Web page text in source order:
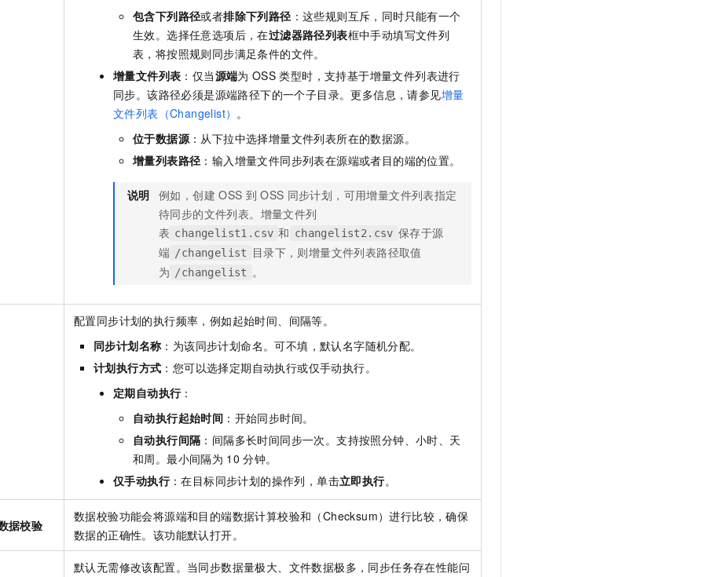
包含下列路径或者排除下列路径 ：这些规则互斥，同时只能有一个
生效。选择任意选项后，在过滤器路径列表框中手动填写文件列
表，将按照规则同步满足条件的文件。
增量文件列表 ：仅当源端为 OSS 类型时，支持基于增量文件列表进行
同步。该路径必须是源端路径下的一个子目录。更多信息，请参见增量
文件列表（Changelist） 。
位于数据源：从下拉中选择增量文件列表所在的数据源。
增量列表路径 ：输入增量文件同步列表在源端或者目的端的位置。
说明 例如，创建 OSS 到 OSS 同步计划，可用增量文件列表指定
待同步的文件列表。增量文件列
表 changelist1.csv 和 changelist2.csv 保存于源
端 /changelist
目录下，则增量文件列表路径取值
为 /changelist 。
配置同步计划的执行频率，例如起始时间、间隔等。
同步计划名称 ：为该同步计划命名。可不填，默认名字随机分配。
计划执行方式 ：您可以选择定期自动执行或仅手动执行。
定期自动执行：
自动执行起始时间 ：开始同步时间。
自动执行间隔 ：间隔多长时间同步一次。支持按照分钟、小时、天
和周。最小间隔为 10 分钟。
仅手动执行：在目标同步计划的操作列，单击立即执行。
据校验
数据校验功能会将源端和目的端数据计算校验和（Checksum）进行比较，确保
数据的正确性。该功能默认打开。
默认无需修改该配置。当同步数据量极大、文件数据极多，同步任务存在性能问